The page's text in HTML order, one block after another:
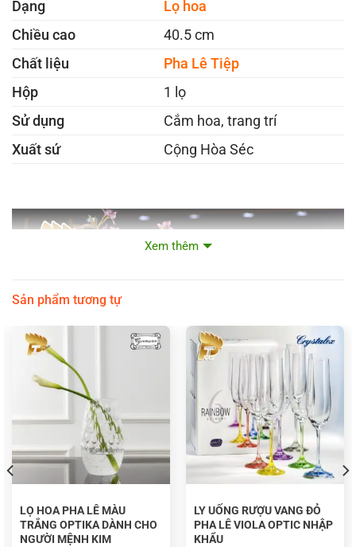
Dạng
Lọ hoa
Chiều cao
40.5 cm
Chất liệu
Pha Lê Tiệp
Hộp
1 lọ
Sử dụng
Cắm hoa, trang trí
Xuất sứ
Cộng Hòa Séc
Xem thêm
Sản phẩm tương tự
LỌ HOA PHA LÊ MÀU
TRẮNG OPTIKA DÀNH CHO
NGƯỜI MỆNH KIM
LY UỐNG RƯỢU VANG ĐỎ
PHA LÊ VIOLA OPTIC NHẬP
KHẨU